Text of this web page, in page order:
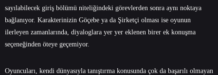
sayılabilecek giriş bölümü niteliğindeki görevlerden sonra aynı noktaya
bağlanıyor. Karakterinizin Göçebe ya da Şirketçi olması ise oyunun
ilerleyen zamanlarında, diyaloglara yer yer eklenen birer ek konuşma
seçeneğinden öteye geçemiyor.
Oyuncuları, kendi dünyasıyla tanıştırma konusunda çok da başarılı olmayan